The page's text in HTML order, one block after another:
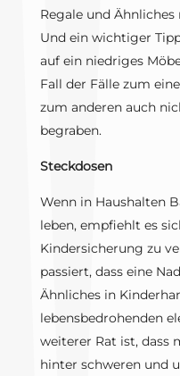
Regale und
Und ein wichtiger
auf ein niedriges
Fall der Fälle zum
zum anderen auch
begraben.
Steckdosen
Wenn in Haushalten
leben, empfiehlt es
Kindersicherung zu
passiert, dass eine
Ähnliches in
lebensbedrohenden
weiterer Rat ist, dass
hinter schweren und